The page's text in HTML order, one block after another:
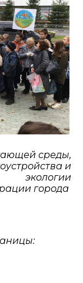
среды,
и
экологии
города